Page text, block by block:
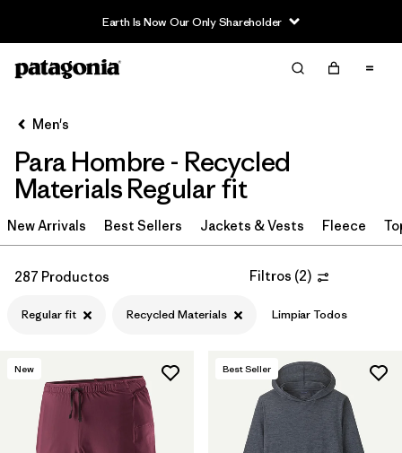
Earth Is Now Our Only Shareholder
Filter & Sort
Ordenar Por
Filtrar por
Category
Filtrar por
Price
Filtrar por
Color
Filtrar por
Features
Men's
Para Hombre - Recycled
Materials Regular fit
New Arrivals Best Sellers Jackets & Vests Fleece
287 Productos Filtros (2)
Regular fit Recycled Materials Limpiar Todos
New Best Seller